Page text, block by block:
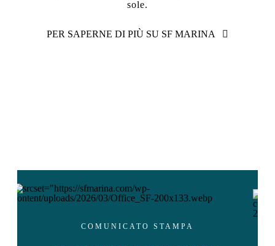
sole.
PER SAPERNE DI PIÙ SU SF MARINA
COMUNICATO STAMPA